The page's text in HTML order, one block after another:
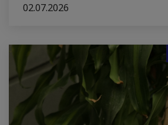
02.07.2026